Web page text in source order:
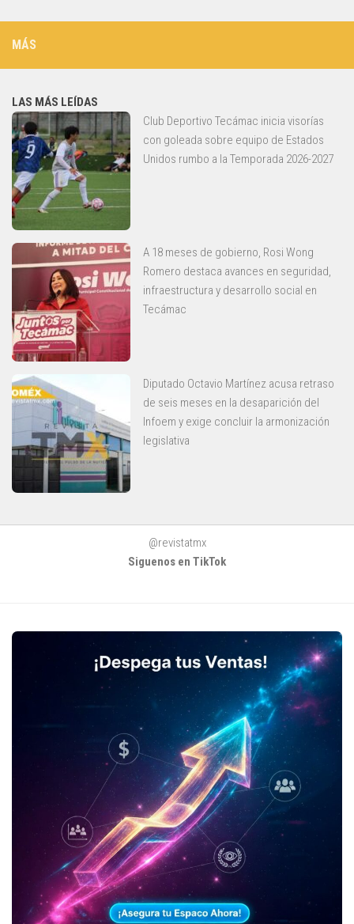
MÁS
LAS MÁS LEÍDAS
Club Deportivo Tecámac inicia visorías
con goleada sobre equipo de Estados
Unidos rumbo a la Temporada 2026-2027
A 18 meses de gobierno, Rosi Wong
Romero destaca avances en seguridad,
infraestructura y desarrollo social en
Tecámac
Diputado Octavio Martínez acusa retraso
de seis meses en la desaparición del
Infoem y exige concluir la armonización
legislativa
@revistatmx
Siguenos en TikTok